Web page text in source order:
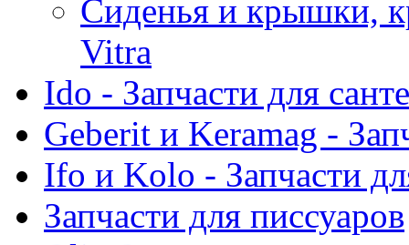
Сиденья и крышки,
Vitra
Ido - Запчасти для
Geberit и Keramag -
Ifo и Kolo - Запчасти
Запчасти для писсуаров